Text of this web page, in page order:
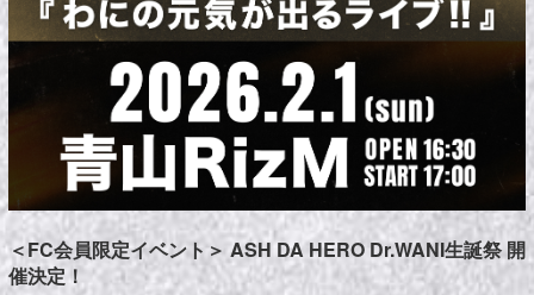
＜FC会員限定イベント＞ ASH DA HERO Dr.WANI生誕祭 開
催決定！